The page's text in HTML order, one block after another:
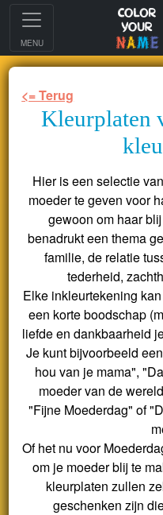
MENU
<= Terug
Kleurplaten
Hier is een selectie
moeder te geven voor
gewoon om haar
benadrukt een thema
familie, de relatie
tederheid,
Elke inkleurtekening
een korte boodschap
liefde en dankbaarheid
Je kunt bijvoorbeeld
hou van je mama",
moeder van de
"Fijne Moederdag" of
Of het nu voor
om je moeder blij te
kleurplaten zullen
geschenken zijn